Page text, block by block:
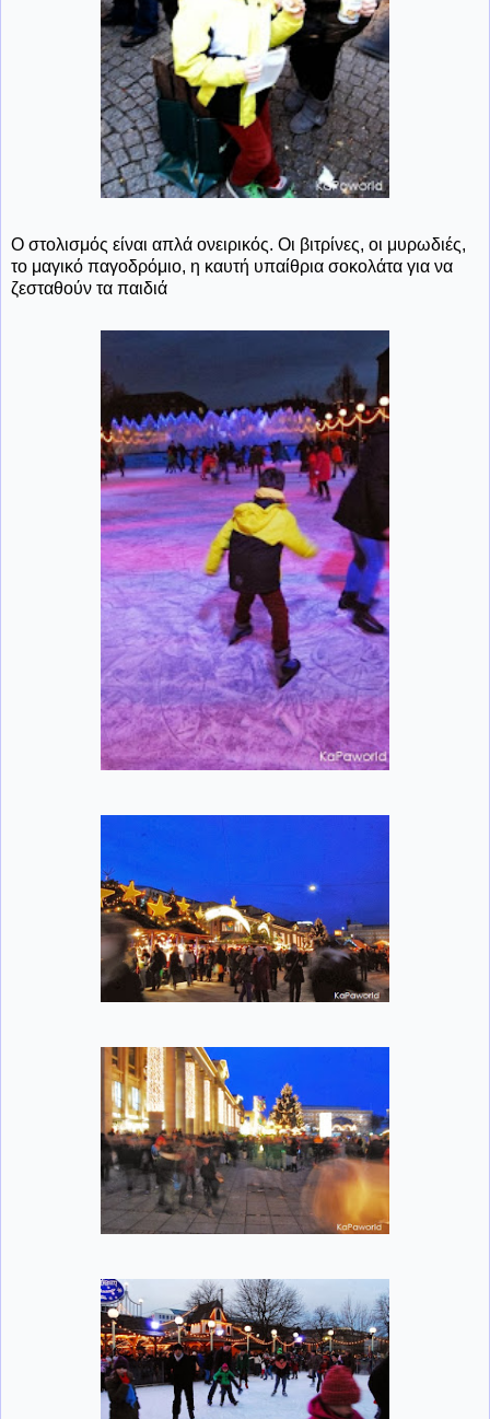
Ο στολισμός είναι απλά ονειρικός. Οι βιτρίνες, οι μυρωδιές,
το μαγικό παγοδρόμιο, η καυτή υπαίθρια σοκολάτα για να
ζεσταθούν τα παιδιά